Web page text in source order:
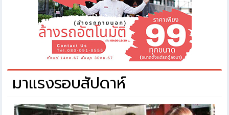
มาแรงรอบสัปดาห์